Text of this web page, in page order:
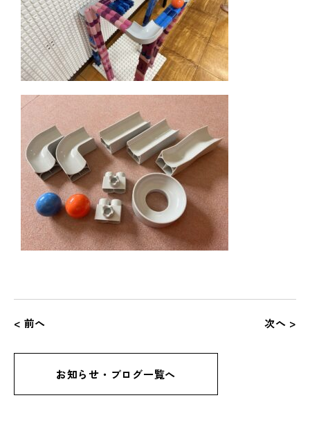
< 前へ 次へ >
お知らせ・ブログ一覧へ